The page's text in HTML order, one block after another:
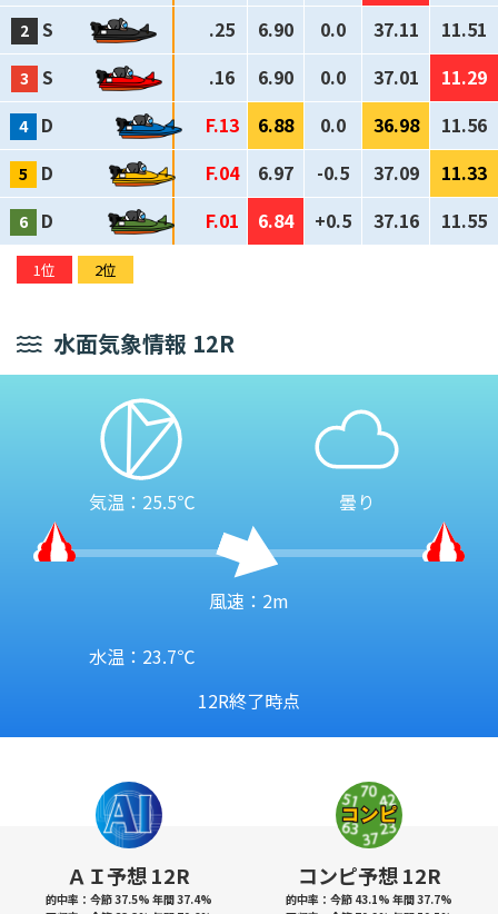
S
.25 6.90 0.0 37.11
11.51
S
.16 6.90 0.0 37.01
11.29
D
F.13 6.88 0.0 36.98
11.56
D
F.04 6.97 -0.5 37.09
11.33
D
F.01 6.84 +0.5 37.16 11.55
1位 2位
水面気象情報 12R
気温：25.5℃ 曇り
風速：2m
水温：23.7℃
12R終了時点
ＡＩ予想 12R
的中率：今節 37.5% 年間 37.4%
コンピ予想 12R
的中率：今節 43.1% 年間 37.7%